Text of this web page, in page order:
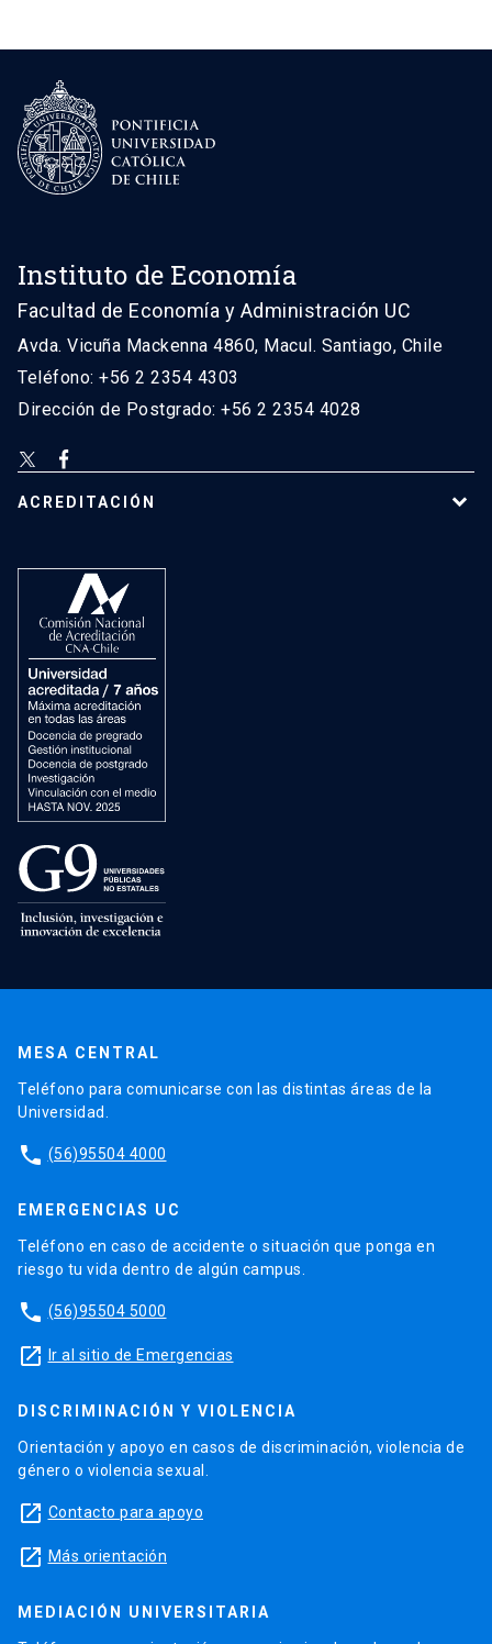
Instituto de Economía
Facultad de Economía y Administración UC
Avda. Vicuña Mackenna 4860, Macul. Santiago, Chile
Teléfono: +56 2 2354 4303
Dirección de Postgrado: +56 2 2354 4028
ACREDITACIÓN
MESA CENTRAL
Teléfono para comunicarse con las distintas áreas de la
Universidad.
phone (56)95504 4000
EMERGENCIAS UC
Teléfono en caso de accidente o situación que ponga en
riesgo tu vida dentro de algún campus.
phone (56)95504 5000
launch Ir al sitio de Emergencias
DISCRIMINACIÓN Y VIOLENCIA
Orientación y apoyo en casos de discriminación, violencia de
género o violencia sexual.
launch Contacto para apoyo
launch Más orientación
MEDIACIÓN UNIVERSITARIA